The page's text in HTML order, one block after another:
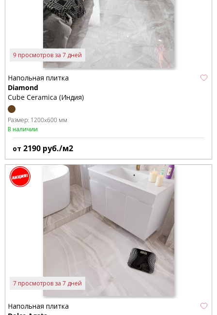
9 просмотров за 7 дней
Напольная плитка
Diamond
Cube Ceramica (Индия)
Размер: 1200x600 мм
В наличии
от 2190 руб./м2
7 просмотров за 7 дней
Напольная плитка